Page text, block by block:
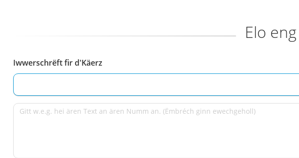
Elo
Iwwerschrëft fir d'Käerz